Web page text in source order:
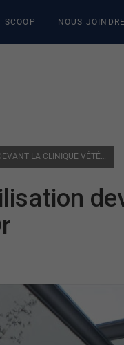
SCOOP NOUS JOINDRE
ROUYN-NORANDA : MOBILISATION DEVANT LA CLINIQUE VÉTÉRINAIRE CUIVRE ET OR